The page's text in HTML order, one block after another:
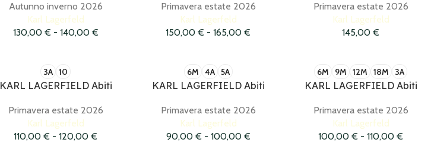
Autunno inverno 2026
Karl Lagerfeld
130,00 € - 140,00 €
Primavera estate 2026
Karl Lagerfeld
150,00 € - 165,00 €
Primavera estate 2026
Karl Lagerfeld
145,00 €
3A 10
KARL LAGERFIELD Abiti
Primavera estate 2026
Karl Lagerfeld
110,00 € - 120,00 €
6M 4A 5A
KARL LAGERFIELD Abiti
Primavera estate 2026
Karl Lagerfeld
90,00 € - 100,00 €
6M 9M 12M 18M 3A
KARL LAGERFIELD Abiti
Primavera estate 2026
Karl Lagerfeld
100,00 € - 110,00 €